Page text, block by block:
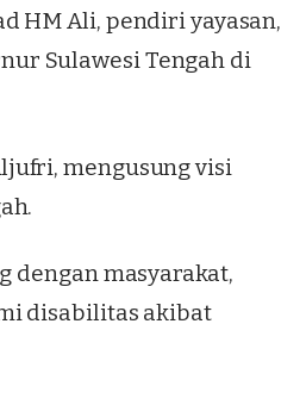
HM Ali, pendiri yayasan,
Sulawesi Tengah di
mengusung visi
dengan masyarakat,
disabilitas akibat